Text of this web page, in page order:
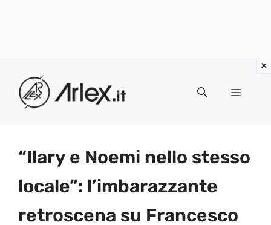
contenuto
Menu
“Ilary e Noemi nello stesso
locale”: l’imbarazzante
retroscena su Francesco